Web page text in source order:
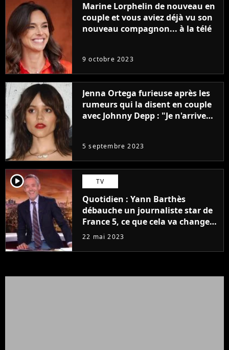
Marine Lorphelin de nouveau en
couple et vous aviez déjà vu son
nouveau compagnon... à la télé
9 octobre 2023
Jenna Ortega furieuse après les
rumeurs qui la disent en couple
avec Johnny Depp : "Je n'arrive
5 septembre 2023
player2 TV
Quotidien : Yann Barthès
débauche un journaliste star de
France 5, ce que cela va changer
à la rentrée
22 mai 2023